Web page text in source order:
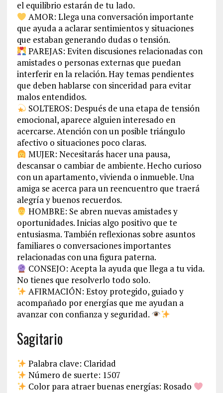
el equilibrio estarán de tu lado.
AMOR: Llega una conversación importante
que ayuda a aclarar sentimientos y situaciones
que estaban generando dudas o tensión.
PAREJAS: Eviten discusiones relacionadas con
amistades o personas externas que puedan
interferir en la relación. Hay temas pendientes
que deben hablarse con sinceridad para evitar
malos entendidos.
SOLTEROS: Después de una etapa de tensión
emocional, aparece alguien interesado en
acercarse. Atención con un posible triángulo
afectivo o situaciones poco claras.
MUJER: Necesitarás hacer una pausa,
descansar o cambiar de ambiente. Hecho curioso
con un apartamento, vivienda o inmueble. Una
amiga se acerca para un reencuentro que traerá
alegría y buenos recuerdos.
HOMBRE: Se abren nuevas amistades y
oportunidades. Inicias algo positivo que te
entusiasma. También reflexionas sobre asuntos
familiares o conversaciones importantes
relacionadas con una figura paterna.
CONSEJO: Acepta la ayuda que llega a tu vida.
No tienes que resolverlo todo solo.
AFIRMACIÓN: Estoy protegido, guiado y
acompañado por energías que me ayudan a
avanzar con confianza y seguridad.
Sagitario
Palabra clave: Claridad
Número de suerte: 1507
Color para atraer buenas energías: Rosado